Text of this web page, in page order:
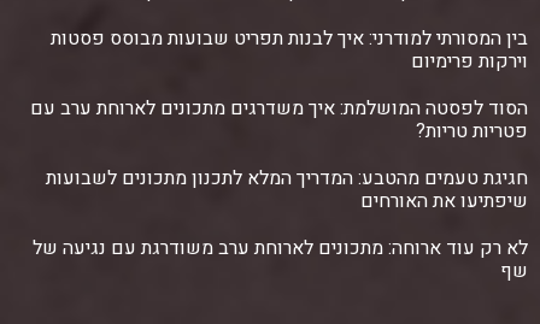
בין המסורתי למודרני: איך לבנות תפריט שבועות מבוסס פסטות
וירקות פרימיום
הסוד לפסטה המושלמת: איך משדרגים מתכונים לארוחת ערב עם
פטריות טריות?
חגיגת טעמים מהטבע: המדריך המלא לתכנון מתכונים לשבועות
שיפתיעו את האורחים
לא רק עוד ארוחה: מתכונים לארוחת ערב משודרגת עם נגיעה של
שף